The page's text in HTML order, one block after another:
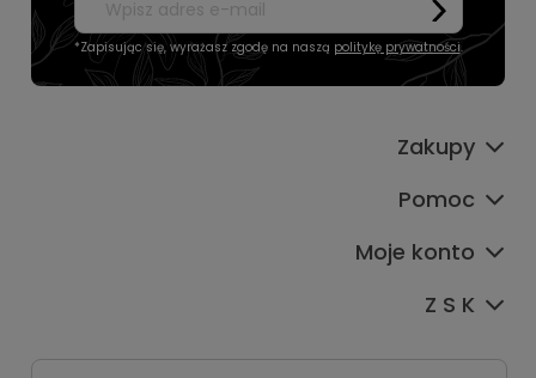
*Zapisując się, wyrażasz zgodę na naszą politykę prywatności.
Zakupy
Pomoc
Moje konto
Z S K